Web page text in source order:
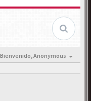
Bienvenido,Anonymous